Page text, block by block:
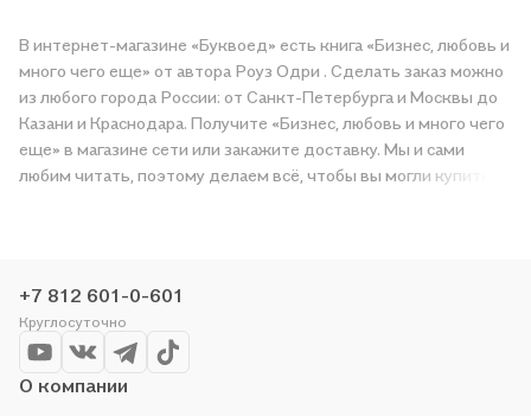
В интернет-магазине «Буквоед» есть книга «Бизнес, любовь и
много чего еще» от автора Роуз Одри . Сделать заказ можно
из любого города России: от Санкт-Петербурга и Москвы до
Казани и Краснодара. Получите «Бизнес, любовь и много чего
еще» в магазине сети или закажите доставку. Мы и сами
любим читать, поэтому делаем всё, чтобы вы могли купить
+7 812 601-0-601
Круглосуточно
О компании